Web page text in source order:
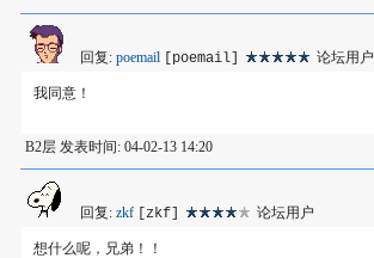
回复: poemail [poemail] 论坛用户
我同意！
B2层 发表时间: 04-02-13 14:20
回复: zkf [zkf] 论坛用户
想什么呢，兄弟！！